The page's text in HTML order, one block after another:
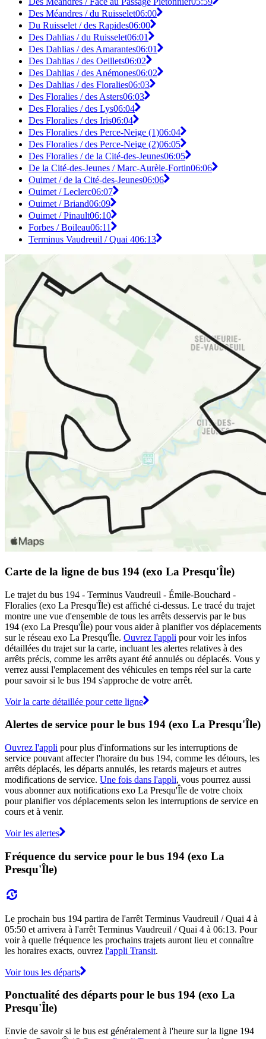
Des Méandres / du Ruisselet06:00
Du Ruisselet / des Rapides06:00
Des Dahlias / du Ruisselet06:01
Des Dahlias / des Amarantes06:01
Des Dahlias / des Oeillets06:02
Des Dahlias / des Anémones06:02
Des Dahlias / des Floralies06:03
Des Floralies / des Asters06:03
Des Floralies / des Lys06:04
Des Floralies / des Iris06:04
Des Floralies / des Perce-Neige (1)06:04
Des Floralies / des Perce-Neige (2)06:05
Des Floralies / de la Cité-des-Jeunes06:05
De la Cité-des-Jeunes / Marc-Aurèle-Fortin06:06
Ouimet / de la Cité-des-Jeunes06:06
Ouimet / Leclerc06:07
Ouimet / Briand06:09
Ouimet / Pinault06:10
Forbes / Boileau06:11
Terminus Vaudreuil / Quai 406:13
Carte de la ligne de bus 194 (exo La Presqu'Île)
Le trajet du bus 194 - Terminus Vaudreuil - Émile-Bouchard -
Floralies (exo La Presqu'Île) est affiché ci-dessus. Le tracé du trajet
montre une vue d'ensemble de tous les arrêts desservis par le bus
194 (exo La Presqu'Île) pour vous aider à planifier vos déplacements
sur le réseau exo La Presqu'Île. Ouvrez l'appli pour voir les infos
détaillées du trajet sur la carte, incluant les alertes relatives à des
arrêts précis, comme les arrêts ayant été annulés ou déplacés. Vous y
verrez aussi l'emplacement des véhicules en temps réel sur la carte
pour savoir si le bus 194 s'approche de votre arrêt.
Voir la carte détaillée pour cette ligne
Alertes de service pour le bus 194 (exo La Presqu'Île)
Ouvrez l'appli pour plus d'informations sur les interruptions de
service pouvant affecter l'horaire du bus 194, comme les détours, les
arrêts déplacés, les départs annulés, les retards majeurs et autres
modifications de service. Une fois dans l'appli, vous pourrez aussi
vous abonner aux notifications exo La Presqu'Île de votre choix
pour planifier vos déplacements selon les interruptions de service en
cours et à venir.
Voir les alertes
Fréquence du service pour le bus 194 (exo La
Presqu'Île)
Le prochain bus 194 partira de l'arrêt Terminus Vaudreuil / Quai 4 à
05:50 et arrivera à l'arrêt Terminus Vaudreuil / Quai 4 à 06:13. Pour
voir à quelle fréquence les prochains trajets auront lieu et connaître
les horaires exacts, ouvrez l'appli Transit.
Voir tous les départs
Ponctualité des départs pour le bus 194 (exo La
Presqu'Île)
Envie de savoir si le bus est généralement à l'heure sur la ligne 194